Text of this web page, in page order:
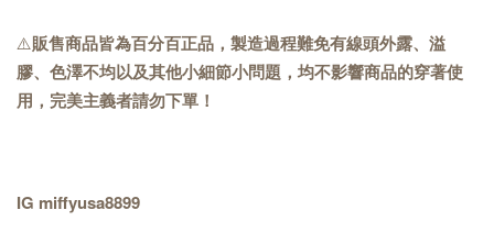
⚠️販售商品皆為百分百正品，製造過程難免有線頭外露、溢
膠、色澤不均以及其他小細節小問題，均不影響商品的穿著使
用，完美主義者請勿下單！
IG miffyusa8899